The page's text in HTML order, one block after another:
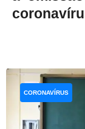
CORONAVÍRUS